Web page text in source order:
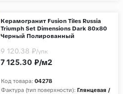
Керамогранит Fusion Tiles Russia
Triumph Set Dimensions Dark 80x80
Черный Полированный
Код товара: 04278
Фактура (тип поверхности): Глянцевая /
7 125.30 ₽/м2
9 120.38 ₽/упк